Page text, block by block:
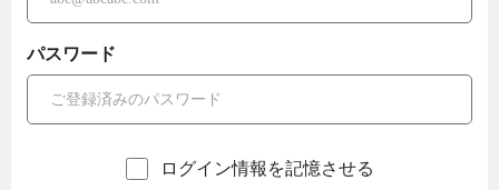
パスワード
ログイン情報を記憶させる